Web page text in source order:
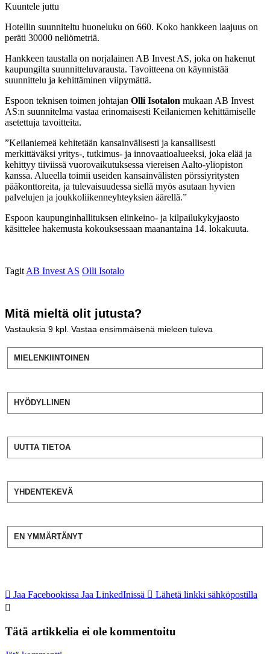
Kuuntele juttu
Hotellin suunniteltu huoneluku on 660. Koko hankkeen laajuus on
peräti 30000 neliömetriä.
Hankkeen taustalla on norjalainen AB Invest AS, joka on hakenut
kaupungilta suunnitteluvarausta. Tavoitteena on käynnistää
suunnittelu ja kehittäminen viipymättä.
Espoon teknisen toimen johtajan Olli Isotalon mukaan AB Invest
AS:n suunnitelma vastaa erinomaisesti Keilaniemen kehittämiselle
asetettuja tavoitteita.
”Keilaniemeä kehitetään kansainvälisesti ja kansallisesti
merkittäväksi yritys-, tutkimus- ja innovaatioalueeksi, joka elää ja
kehittyy tiiviissä vuorovaikutuksessa viereisen Aalto-yliopiston
kanssa. Alueella toimii useiden kansainvälisten pörssiyritysten
pääkonttoreita, ja tulevaisuudessa siellä myös asutaan hyvien
palvelujen ja joukkoliikenneyhteyksien äärellä.”
Espoon kaupunginhallituksen elinkeino- ja kilpailukykyjaosto
käsittelee hakemusta kokouksessaan maanantaina 14. lokakuuta.
Tagit AB Invest AS Olli Isotalo
Mitä mieltä olit jutusta?
Vastauksia 9 kpl. Vastaa ensimmäisenä mieleen tuleva
MIELENKIINTOINEN
HYÖDYLLINEN
UUTTA TIETOA
YHDENTEKEVÄ
EN YMMÄRTÄNYT
Jaa Facebookissa Jaa LinkedInissä Lähetä linkki sähköpostilla
Tätä artikkelia ei ole kommentoitu